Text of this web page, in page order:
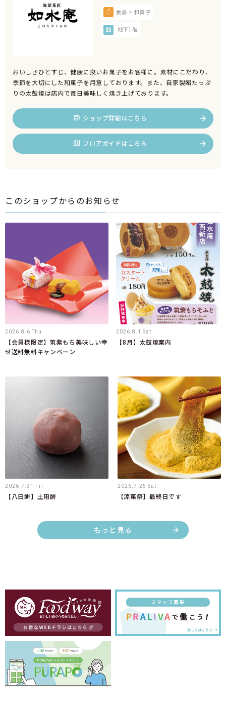
食品 > 和菓子
地下1階
おいしさひとすじ、健康に良いお菓子をお客様に。素材にこだわり、
季節を大切にした和菓子を用意しております。また、自家製餡たっぷ
りの太鼓焼は店内で毎日美味しく焼き上げております。
ショップ詳細はこちら
フロアガイドはこちら
このショップからのお知らせ
2026.8.6 Thu
【会員様限定】筑紫もち美味しい幸
せ送料無料キャンペーン
2026.8.1 Sat
【8月】太鼓焼案内
2026.7.31 Fri
【八日餅】土用餅
2026.7.25 Sat
【涼菓祭】最終日です
もっと見る